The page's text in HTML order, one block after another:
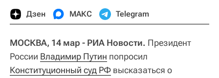
Дзен МАКС Telegram
МОСКВА, 14 мар - РИА Новости. Президент
России Владимир Путин попросил
Конституционный суд РФ высказаться о